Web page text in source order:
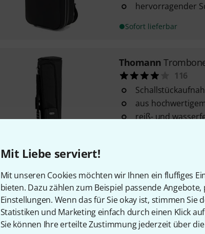
Mit Liebe serviert!
Mit unseren Cookies möchten wir Ihnen ein fluffiges
bieten. Dazu zählen zum Beispiel passende
Einstellungen. Wenn das für Sie okay ist, stimmen Sie
Statistiken und Marketing einfach durch einen Klick auf
Sie können Ihre erteilte Zustimmung jederzeit über
hervorragender
Sofort lieferbar
Thomann
116
aus
reiß- und
Thomann Voyager
35
vielseitige
Trompeten mit
Voyager Serie